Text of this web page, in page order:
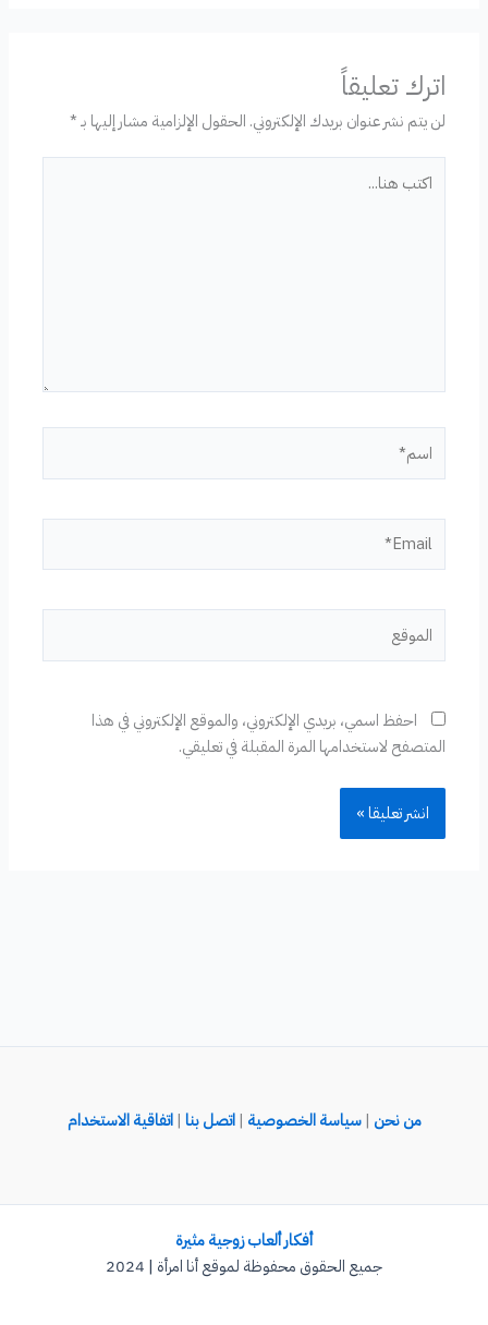
اترك تعليقاً
لن يتم نشر عنوان بريدك الإلكتروني. الحقول الإلزامية مشار إليها بـ*
هنا...
احفظ اسمي، بريدي الإلكتروني، والموقع الإلكتروني في هذا
المتصفح لاستخدامها المرة المقبلة في تعليقي.
من نحن |سياسة الخصوصية |اتصل بنا |اتفاقية الاستخدام
أفكار ألعاب زوجية مثيرة
جميع الحقوق محفوظة لموقع أنا امرأة | 2024